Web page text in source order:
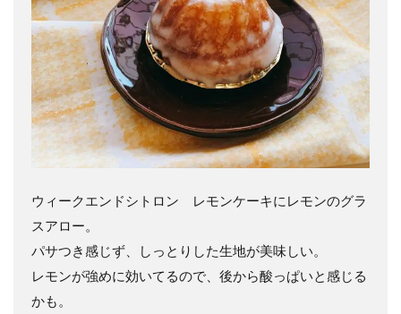
ウィークエンドシトロン レモンケーキにレモンのグラ
スアロー。
パサつき感じず、しっとりした生地が美味しい。
レモンが強めに効いてるので、後から酸っぱいと感じる
かも。